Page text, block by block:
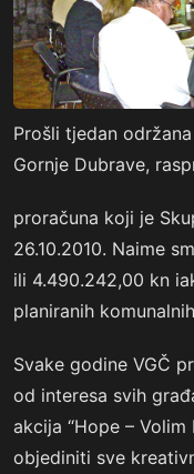
Prošli tjedan
Gornje Dubrave,
proračuna koji je
26.10.2010. Naime
ili 4.490.242,00 kn
planiranih
Svake godine VGČ
od interesa svih
akcija “Hope –
objediniti sve